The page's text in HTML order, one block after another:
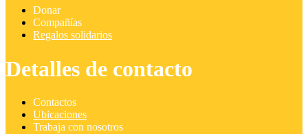
Donar
Compañías
Regalos solidarios
Detalles de contacto
Contactos
Ubicaciones
Trabaja con nosotros